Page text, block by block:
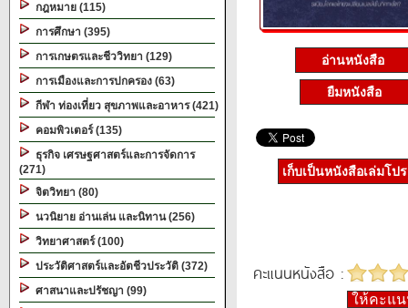
กฎหมาย (115)
การศึกษา (395)
การเกษตรและชีววิทยา (129)
การเมืองและการปกครอง (63)
กีฬา ท่องเที่ยว สุขภาพและอาหาร (421)
คอมพิวเตอร์ (135)
ธุรกิจ เศรษฐศาสตร์และการจัดการ
(271)
จิตวิทยา (80)
นวนิยาย อ่านเล่น และนิทาน (256)
วิทยาศาสตร์ (100)
ประวัติศาสตร์และอัตชีวประวัติ (372)
ศาสนาและปรัชญา (99)
อ่านหนังสือ
ยืมหนังสือ
เก็บเป็นหนังสือเล่มโป
คะแนนหนังสือ :
ให้คะแ